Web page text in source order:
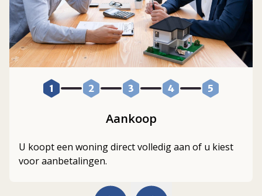
1 2 3 4 5
Aankoop
U koopt een woning direct volledig aan of u kiest
voor aanbetalingen.